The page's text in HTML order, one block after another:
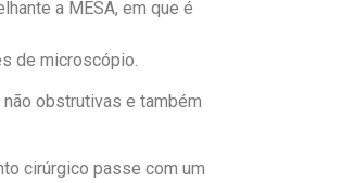
a MESA, em que é
de microscópio.
obstrutivas e também
cirúrgico passe com um